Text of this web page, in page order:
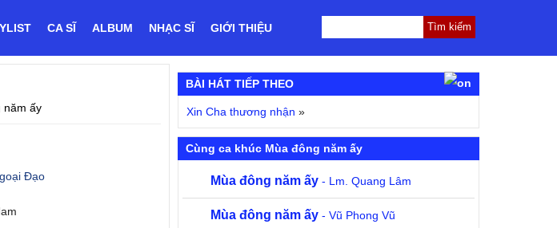
CA SĨ ALBUM NHẠC SĨ GIỚI THIỆU
năm ấy
Đạo
BÀI HÁT TIẾP THEO
Xin Cha thương nhận »
Cùng ca khúc Mùa đông năm ấy
Mùa đông năm ấy - Lm. Quang Lâm
Mùa đông năm ấy - Vũ Phong Vũ